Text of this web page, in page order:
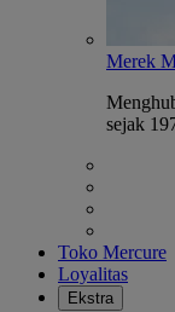
Merek
sejak
Toko Mercure
Loyalitas
Ekstra